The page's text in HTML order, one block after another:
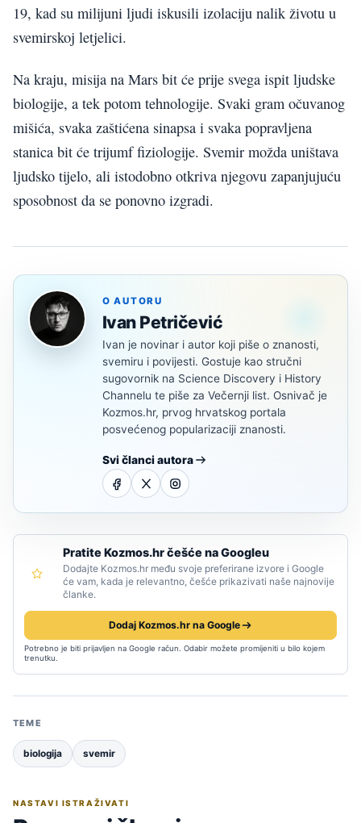
19, kad su milijuni ljudi iskusili izolaciju nalik životu u
svemirskoj letjelici.
Na kraju, misija na Mars bit će prije svega ispit ljudske
biologije, a tek potom tehnologije. Svaki gram očuvanog
mišića, svaka zaštićena sinapsa i svaka popravljena
stanica bit će trijumf fiziologije. Svemir možda uništava
ljudsko tijelo, ali istodobno otkriva njegovu zapanjujuću
sposobnost da se ponovno izgradi.
O AUTORU
Ivan Petričević
Ivan je novinar i autor koji piše o znanosti,
svemiru i povijesti. Gostuje kao stručni
sugovornik na Science Discovery i History
Channelu te piše za Večernji list. Osnivač je
Kozmos.hr, prvog hrvatskog portala
posvećenog popularizaciji znanosti.
Svi članci autora
Pratite Kozmos.hr češće na Googleu
Dodajte Kozmos.hr među svoje preferirane izvore i Google
će vam, kada je relevantno, češće prikazivati naše najnovije
članke.
Dodaj Kozmos.hr na Google
Potrebno je biti prijavljen na Google račun. Odabir možete promijeniti u bilo kojem
trenutku.
TEME
biologija svemir
NASTAVI ISTRAŽIVATI